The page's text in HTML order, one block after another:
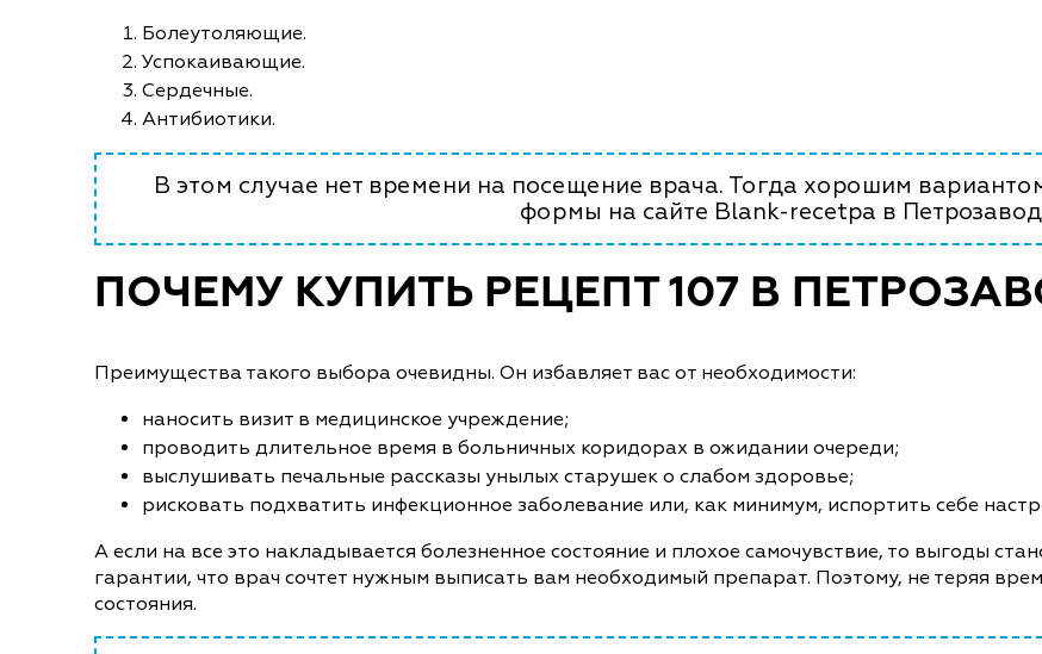
Болеутоляющие.
Успокаивающие.
Сердечные.
Антибиотики.
В этом случае нет времени на посещение врача. Тогда хорошим
формы на сайте Blank-recetpa в
ПОЧЕМУ КУПИТЬ РЕЦЕПТ 107 В
Преимущества такого выбора очевидны. Он избавляет вас от необходимости:
наносить визит в медицинское учреждение;
проводить длительное время в больничных коридорах в ожидании очереди;
выслушивать печальные рассказы унылых старушек о слабом здоровье;
рисковать подхватить инфекционное заболевание или, как минимум, испортить себе
А если на все это накладывается болезненное состояние и плохое самочувствие, то выгоды
гарантии, что врач сочтет нужным выписать вам необходимый препарат. Поэтому, не теряя
состояния.